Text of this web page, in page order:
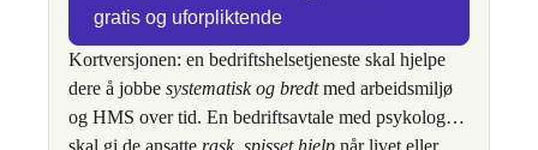
røyner på.
gratis og uforpliktende
Kortversjonen: en bedriftshelsetjeneste skal hjelpe
dere å jobbe systematisk og bredtmed arbeidsmiljø
og HMS over tid. En bedriftsavtale med psykolog
skal gi de ansatte rask, spisset hjelp når livet eller